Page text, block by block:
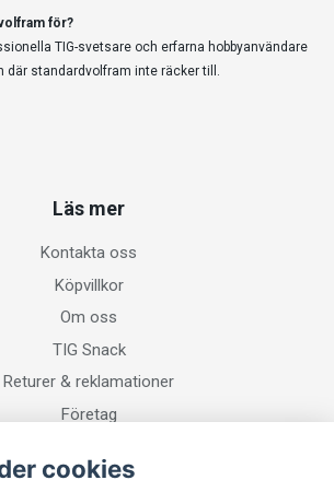
för?
TIG-svetsare och erfarna hobbyanvändare
där standardvolfram inte räcker till.
Läs mer
Kontakta oss
Köpvillkor
Om oss
TIG Snack
Returer & reklamationer
Företag
Sociala medier
cookies